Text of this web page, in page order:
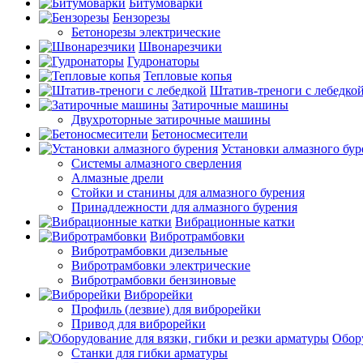
Битумоварки
Бензорезы
Бетонорезы электрические
Швонарезчики
Гудронаторы
Тепловые копья
Штатив-треноги с лебедкой
Затирочные машины
Двухроторные затирочные машины
Бетоносмесители
Установки алмазного
Системы алмазного сверления
Алмазные дрели
Стойки и станины для алмазного бурения
Принадлежности для алмазного бурения
Вибрационные катки
Вибротрамбовки
Вибротрамбовки дизельные
Вибротрамбовки электрические
Вибротрамбовки бензиновые
Виброрейки
Профиль (лезвие) для виброрейки
Привод для виброрейки
Станки для гибки арматуры